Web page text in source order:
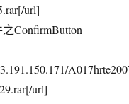
url]
ConfirmButton
url]